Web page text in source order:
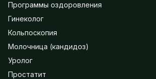
Программы оздоровления
Гинеколог
Кольпоскопия
Молочница (кандидоз)
Уролог
Простатит